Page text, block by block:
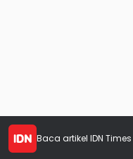
Baca artikel IDN Times